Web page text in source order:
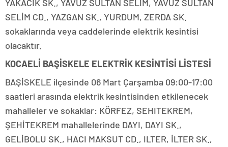
YAKACIK SK., YAVUZ SULTAN SELIM, YAVUZ SULTAN
SELİM CD., YAZGAN SK., YURDUM, ZERDA SK.
sokaklarında veya caddelerinde elektrik kesintisi
olacaktır.
KOCAELİ BAŞİSKELE ELEKTRİK KESİNTİSİ LİSTESİ
BAŞİSKELE ilçesinde 06 Mart Çarşamba 09:00-17:00
saatleri arasında elektrik kesintisinden etkilenecek
mahalleler ve sokaklar: KÖRFEZ, SEHITEKREM,
ŞEHİTEKREM mahallelerinde DAYI, DAYI SK.,
GELİBOLU SK., HACI MAKSUT CD., ILTER, İLTER SK.,